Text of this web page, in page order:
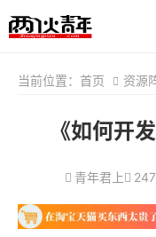
当前位置： 首页 资源
《如何开
青年君上